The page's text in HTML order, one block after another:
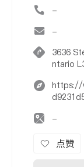
-
-
3636
ntario
https://
-
点赞